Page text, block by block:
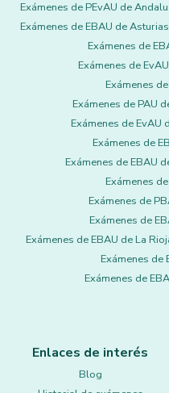
Exámenes de PEvAU de
Exámenes de EBAU de Asturias
Exámenes de
Exámenes de
Exámenes
Exámenes de PAU
Exámenes de EvAU
Exámenes de
Exámenes de EBAU
Exámenes
Exámenes de
Exámenes de
Exámenes de EBAU de La
Exámenes de
Exámenes de
Enlaces de interés
Blog